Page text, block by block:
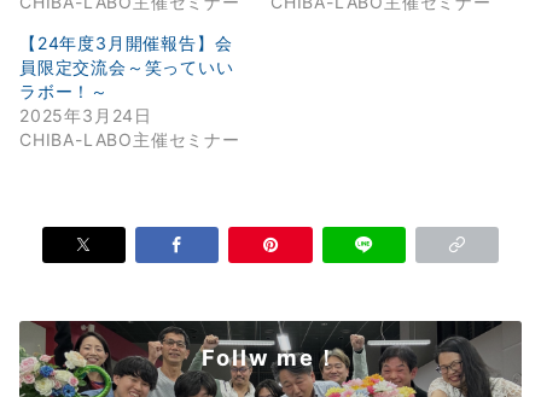
【24年度3月開催報告】会
員限定交流会～笑っていい
ラボー！～
2025年3月24日
CHIBA-LABO主催セミナー
Follw me！